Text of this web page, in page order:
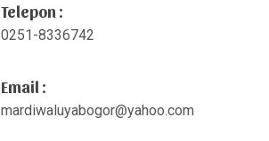
Telepon :
0251-8336742
Email :
mardiwaluyabogor@yahoo.com